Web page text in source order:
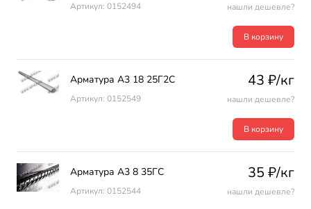
Артикул: 0152494 нашли дешевле?
В корзину
Арматура А3 18 25Г2С
Артикул: 0152549
43 ₽/кг
нашли дешевле?
В корзину
Арматура А3 8 35ГС
Артикул: 0152544
35 ₽/кг
нашли дешевле?